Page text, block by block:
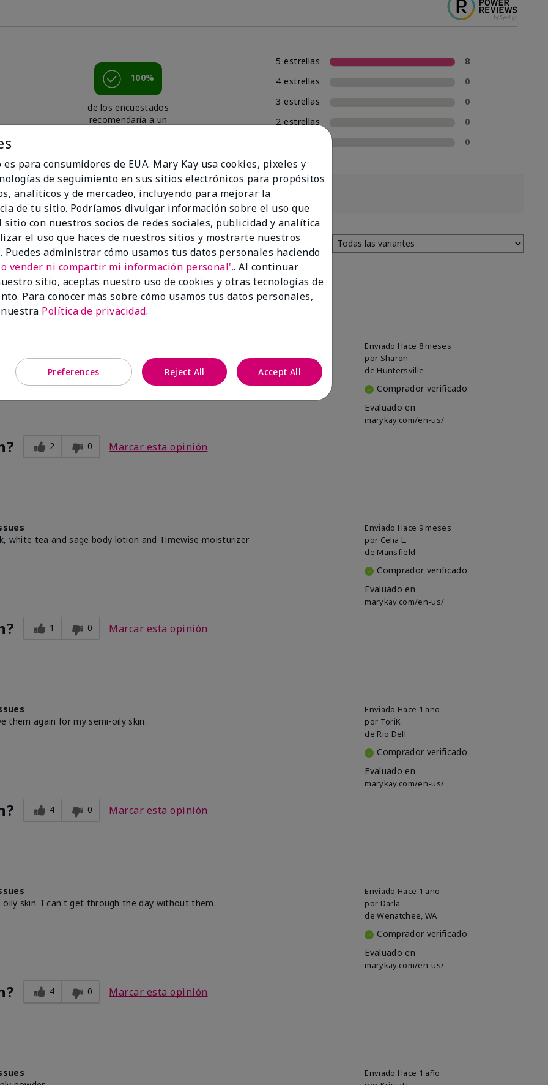
100%
de los encuestados
recomendaría a un
5 estrellas
8
4 estrellas
0
3 estrellas
0
2 estrellas
0
0
years.
Enviado Hace 8 meses
por Sharon
de Huntersville
Comprador verificado
Evaluado en
marykay.com/en-us/
2 0 Marcar esta opinión
Enviado Hace 9 meses
por Celia L.
de Mansfield
Comprador verificado
Evaluado en
marykay.com/en-us/
white tea and sage body lotion and Timewise moisturizer
1 0 Marcar esta opinión
Enviado Hace 1 año
por ToriK
de Rio Dell
Comprador verificado
Evaluado en
marykay.com/en-us/
them again for my semi-oily skin.
4 0 Marcar esta opinión
Enviado Hace 1 año
por Darla
de Wenatchee, WA
Comprador verificado
Evaluado en
marykay.com/en-us/
skin. I can't get through the day without them.
4 0 Marcar esta opinión
Enviado Hace 1 año
es para consumidores de EUA. Mary Kay usa cookies, pixeles y
de seguimiento en sus sitios electrónicos para propósitos
analíticos y de mercadeo, incluyendo para mejorar la
de tu sitio. Podríamos divulgar información sobre el uso que
sitio con nuestros socios de redes sociales, publicidad y analítica
el uso que haces de nuestros sitios y mostrarte nuestros
Puedes administrar cómo usamos tus datos personales haciendo
vender ni compartir mi información personal'.. Al continuar
sitio, aceptas nuestro uso de cookies y otras tecnologías de
Para conocer más sobre cómo usamos tus datos personales,
Política de privacidad.
Preferences Reject All Accept All